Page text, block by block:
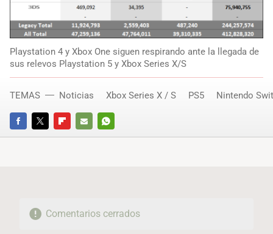
Playstation 4 y Xbox One siguen respirando ante la llegada de
sus relevos Playstation 5 y Xbox Series X/S
FACEBOOKTWITTERFLIPBOARD
E-
WHATSAPP
TEMAS Noticias Xbox Series X / S PS5 Nintendo
Comentarios cerrados